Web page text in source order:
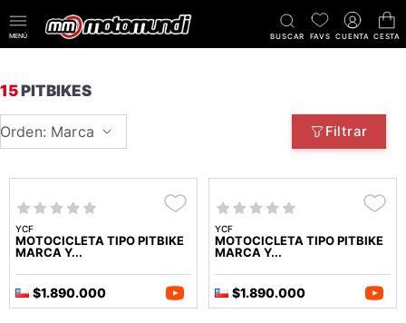
MENÚ BUSCAR FAVS CUENTA CESTA
15PITBIKES
Orden: Marca Filtrar
YCF
MOTOCICLETA TIPO PITBIKE
MARCA Y...
$1.890.000
YCF
MOTOCICLETA TIPO PITBIKE
MARCA Y...
$1.890.000